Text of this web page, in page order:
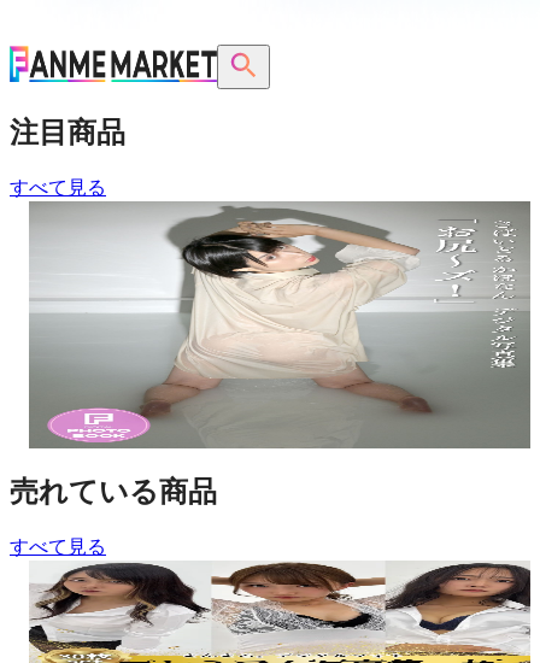
注目商品
すべて見る
【再販】るぅ・めい写真集セット※特典動画付き
さばいどる かほなん 写真集 第五弾 〜お尻〜
3,000
売れている商品
すべて見る
【再販】まんまる。プレミアム写真集 極
¥6,600